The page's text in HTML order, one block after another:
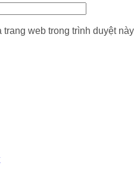
trang web trong trình duyệt